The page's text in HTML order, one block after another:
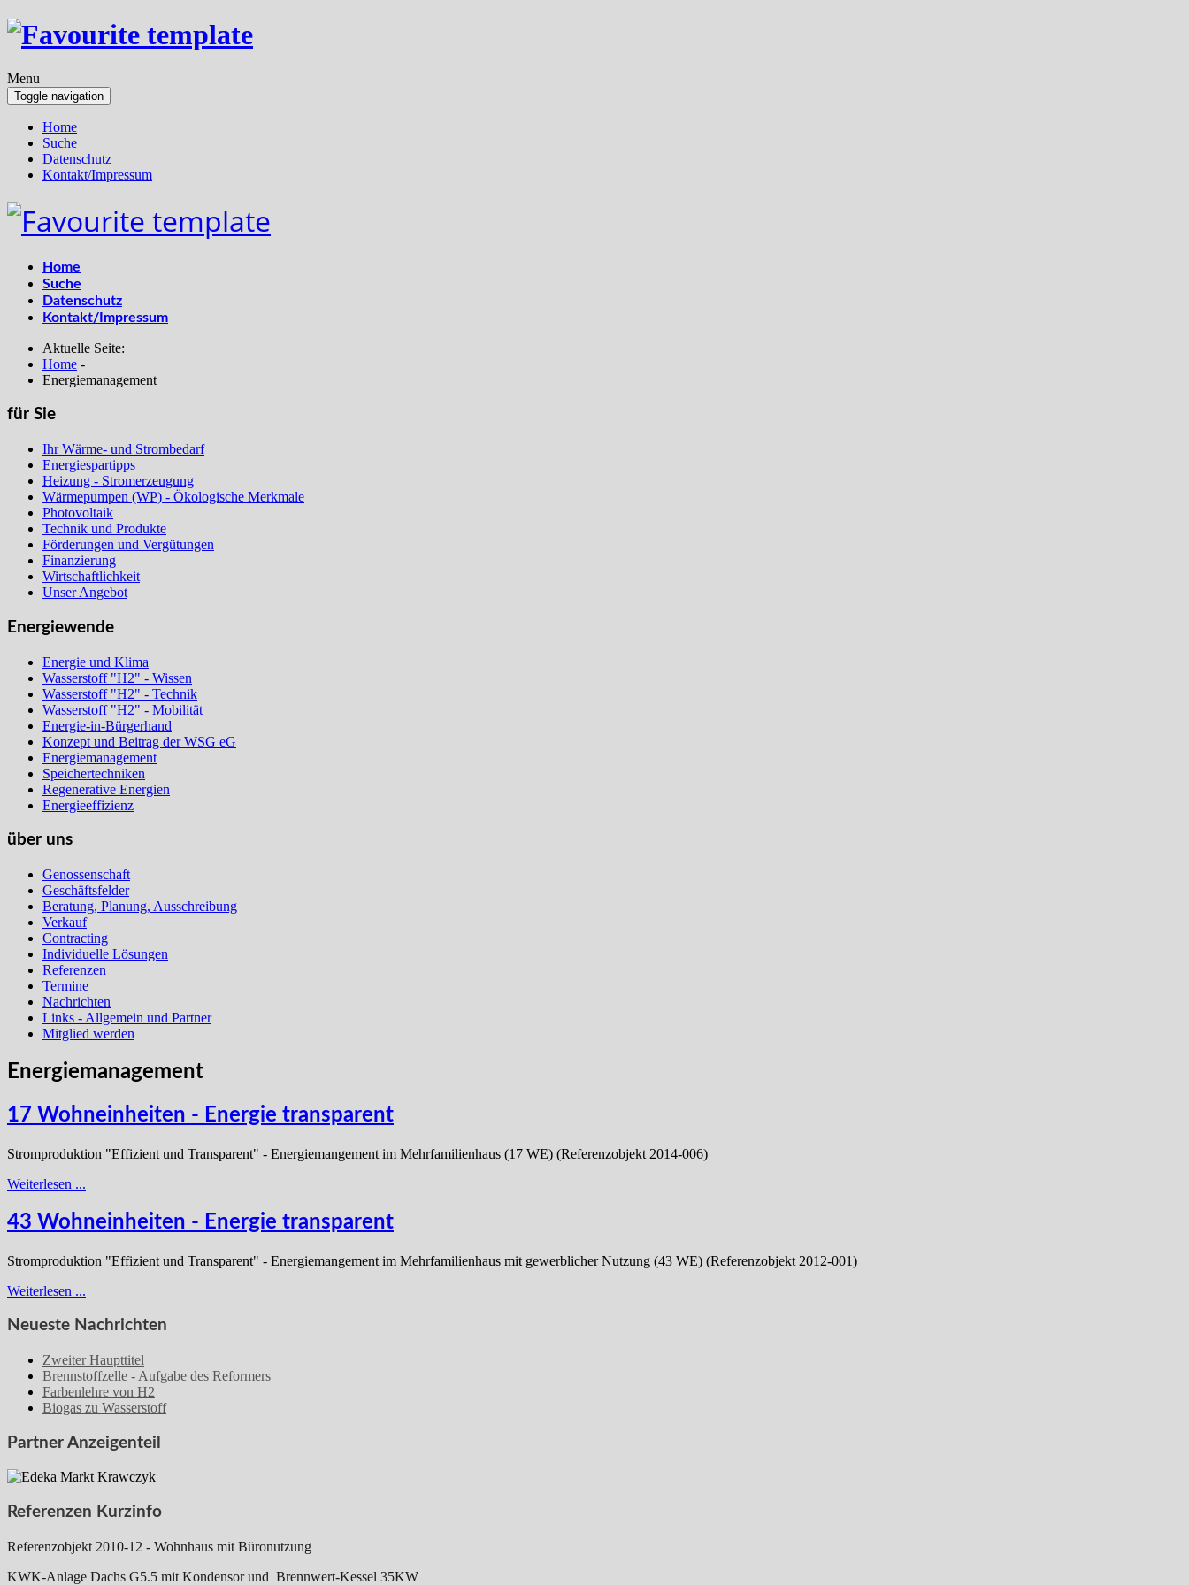
Menu
Toggle navigation
Home
Suche
Datenschutz
Kontakt/Impressum
Home
Suche
Datenschutz
Kontakt/Impressum
Aktuelle Seite:
Home -
Energiemanagement
für Sie
Ihr Wärme- und Strombedarf
Energiespartipps
Heizung - Stromerzeugung
Wärmepumpen (WP) - Ökologische Merkmale
Photovoltaik
Technik und Produkte
Förderungen und Vergütungen
Finanzierung
Wirtschaftlichkeit
Unser Angebot
Energiewende
Energie und Klima
Wasserstoff "H2" - Wissen
Wasserstoff "H2" - Technik
Wasserstoff "H2" - Mobilität
Energie-in-Bürgerhand
Konzept und Beitrag der WSG eG
Energiemanagement
Speichertechniken
Regenerative Energien
Energieeffizienz
über uns
Genossenschaft
Geschäftsfelder
Beratung, Planung, Ausschreibung
Verkauf
Contracting
Individuelle Lösungen
Referenzen
Termine
Nachrichten
Links - Allgemein und Partner
Mitglied werden
Energiemanagement
17 Wohneinheiten - Energie transparent
Stromproduktion "Effizient und Transparent" - Energiemangement im Mehrfamilienhaus (17 WE) (Referenzobjekt 2014-006)
Weiterlesen ...
43 Wohneinheiten - Energie transparent
Stromproduktion "Effizient und Transparent" - Energiemangement im Mehrfamilienhaus mit gewerblicher Nutzung (43 WE) (Referenzobjekt 2012-001)
Weiterlesen ...
Neueste Nachrichten
Zweiter Haupttitel
Brennstoffzelle - Aufgabe des Reformers
Farbenlehre von H2
Biogas zu Wasserstoff
Partner Anzeigenteil
Referenzen Kurzinfo
Referenzobjekt 2010-12 - Wohnhaus mit Büronutzung
KWK-Anlage Dachs G5.5 mit Kondensor und Brennwert-Kessel 35KW